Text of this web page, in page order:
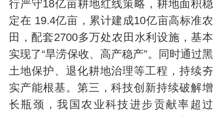
行严守18亿亩耕地红线策略，耕地面积稳
定在 19.4亿亩，累计建成10亿亩高标准农
田，配套2700多万处农田水利设施，基本
实现了“旱涝保收、高产稳产”。同时通过黑
土地保护、退化耕地治理等工程，持续夯
实产能根基。第三，科技创新持续破解增
长瓶颈，我国农业科技进步贡献率超过